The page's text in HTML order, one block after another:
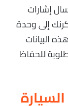
إشارات
إلى وحدة
البيانات
للحفاظ